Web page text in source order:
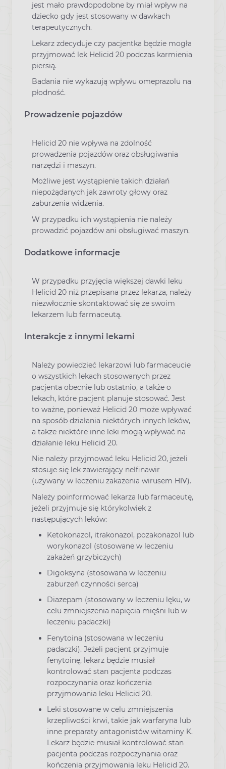
jest mało prawdopodobne by miał wpływ na
dziecko gdy jest stosowany w dawkach
terapeutycznych.
Lekarz zdecyduje czy pacjentka będzie mogła
przyjmować lek Helicid 20 podczas karmienia
piersią.
Badania nie wykazują wpływu omeprazolu na
płodność.
Prowadzenie pojazdów
Helicid 20 nie wpływa na zdolność
prowadzenia pojazdów oraz obsługiwania
narzędzi i maszyn.
Możliwe jest wystąpienie takich działań
niepożądanych jak zawroty głowy oraz
zaburzenia widzenia.
W przypadku ich wystąpienia nie należy
prowadzić pojazdów ani obsługiwać maszyn.
Dodatkowe informacje
W przypadku przyjęcia większej dawki leku
Helicid 20 niż przepisana przez lekarza, należy
niezwłocznie skontaktować się ze swoim
lekarzem lub farmaceutą.
Interakcje z innymi lekami
Należy powiedzieć lekarzowi lub farmaceucie
o wszystkich lekach stosowanych przez
pacjenta obecnie lub ostatnio, a także o
lekach, które pacjent planuje stosować. Jest
to ważne, ponieważ Helicid 20 może wpływać
na sposób działania niektórych innych leków,
a także niektóre inne leki mogą wpływać na
działanie leku Helicid 20.
Nie należy przyjmować leku Helicid 20, jeżeli
stosuje się lek zawierający nelfinawir
(używany w leczeniu zakażenia wirusem HIV).
Należy poinformować lekarza lub farmaceutę,
jeżeli przyjmuje się którykolwiek z
następujących leków:
Ketokonazol, itrakonazol, pozakonazol lub
worykonazol (stosowane w leczeniu
zakażeń grzybiczych)
Digoksyna (stosowana w leczeniu
zaburzeń czynności serca)
Diazepam (stosowany w leczeniu lęku, w
celu zmniejszenia napięcia mięśni lub w
leczeniu padaczki)
Fenytoina (stosowana w leczeniu
padaczki). Jeżeli pacjent przyjmuje
fenytoinę, lekarz będzie musiał
kontrolować stan pacjenta podczas
rozpoczynania oraz kończenia
przyjmowania leku Helicid 20.
Leki stosowane w celu zmniejszenia
krzepliwości krwi, takie jak warfaryna lub
inne preparaty antagonistów witaminy K.
Lekarz będzie musiał kontrolować stan
pacjenta podczas rozpoczynania oraz
kończenia przyjmowania leku Helicid 20.